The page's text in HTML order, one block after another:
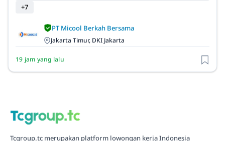
+7
PT Micool Berkah Bersama
Jakarta Timur, DKI Jakarta
19 jam yang lalu
Tcgroup.tc merupakan platform lowongan kerja Indonesia